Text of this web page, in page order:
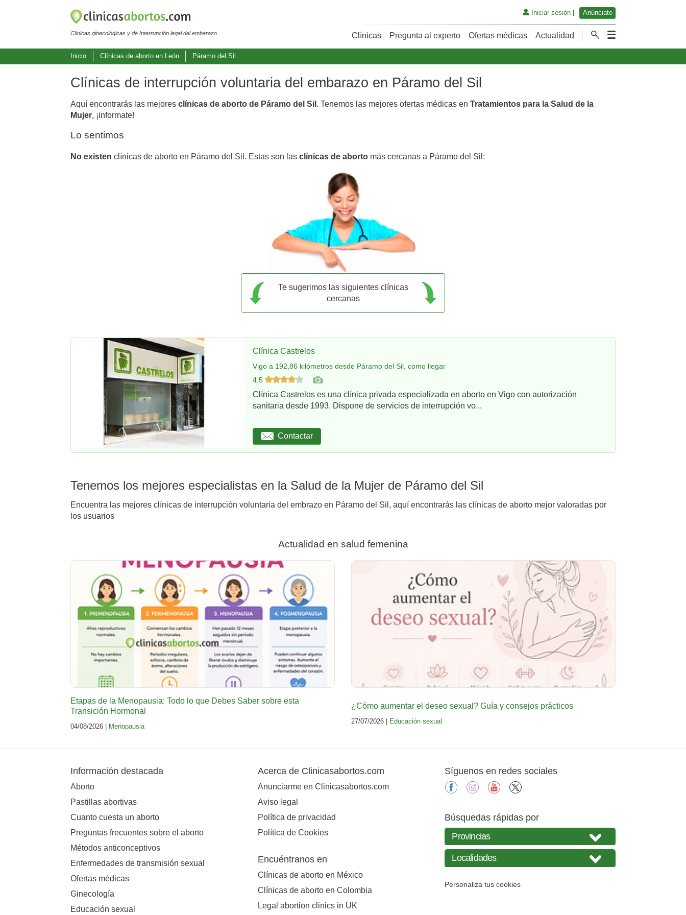
Clínicas ginecológicas y de Interrupción legal del embarazo
Iniciar sesión| Anúnciate
Clínicas Pregunta al experto Ofertas médicas Actualidad
Inicio Clínicas de aborto en León Páramo del Sil
Clínicas de interrupción voluntaria del embarazo en Páramo del Sil
Aquí encontrarás las mejores clínicas de aborto de Páramo del Sil . Tenemos las mejores ofertas médicas en Tratamientos para la Salud de la
Mujer, ¡informate!
Lo sentimos
No existen clínicas de aborto en Páramo del Sil. Estas son las clínicas de aborto más cercanas a Páramo del Sil:
Te sugerimos las siguientes clínicas
cercanas
Clínica Castrelos
Vigo a 192,86 kilómetros desde Páramo del Sil, como llegar
4,5
Clínica Castrelos es una clínica privada especializada en aborto en Vigo con autorización
sanitaria desde 1993. Dispone de servicios de interrupción vo...
Contactar
Tenemos los mejores especialistas en la Salud de la Mujer de Páramo del Sil
Encuentra las mejores clínicas de interrupción voluntaria del embrazo en Páramo del Sil, aquí encontrarás las clínicas de aborto mejor valoradas por
los usuarios
Actualidad en salud femenina
Etapas de la Menopausia: Todo lo que Debes Saber sobre esta
Transición Hormonal
04/08/2026 | Menopausia
¿Cómo aumentar el deseo sexual? Guía y consejos prácticos
27/07/2026 | Educación sexual
Información destacada
Aborto
Pastillas abortivas
Cuanto cuesta un aborto
Preguntas frecuentes sobre el aborto
Métodos anticonceptivos
Enfermedades de transmisión sexual
Ofertas médicas
Ginecología
Educación sexual
Acerca de Clinicasabortos.com
Anunciarme en Clinicasabortos.com
Aviso legal
Política de privacidad
Política de Cookies
Encuéntranos en
Clínicas de aborto en México
Clínicas de aborto en Colombia
Legal abortion clinics in UK
Síguenos en redes sociales
facebookinstagramyoutube
Búsquedas rápidas por
Personaliza tus cookies